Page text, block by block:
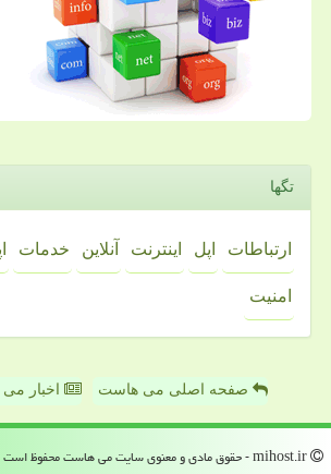
تگها
ارتباطات اپل اینترنت آنلاین خدمات
امنیت
صفحه اصلی می هاست اخبار